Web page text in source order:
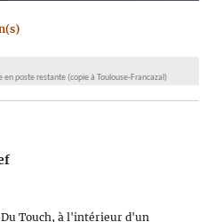
poste restante (copie à Toulouse-Francazal)
Du Touch, à l'intérieur d'un